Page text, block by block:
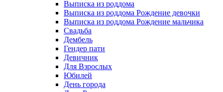
Выписка из роддома
Выписка из роддома Рождение девочки
Выписка из роддома Рождение мальчика
Свадьба
Дембель
Гендер пати
Девичник
Для Взрослых
Юбилей
День города